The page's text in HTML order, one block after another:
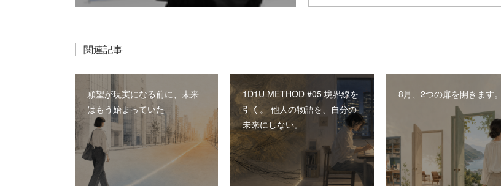
関連記事
願望が現実になる前に、未来
はもう始まっていた
1D1U METHOD #05 境界線を
引く。 他人の物語を、自分の
未来にしない。
8月、2つの扉を開きます。